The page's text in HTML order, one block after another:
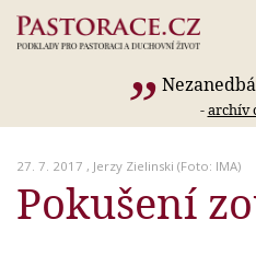
-archív
27. 7. 2017 , Jerzy Zielinski (Foto: IMA)
Pokušení